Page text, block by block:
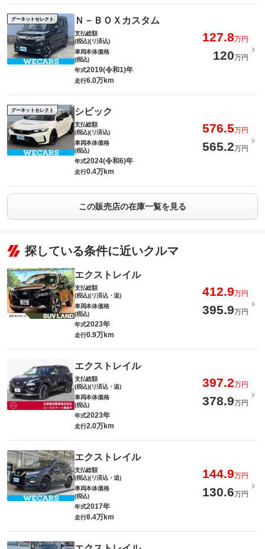
グーネットセレクト Ｎ－ＢＯＸカスタム
支払総額
(税込)(リ済込)
127.8万円
車両本体価格
(税込)
120万円
年式2019(令和1)年
走行6.0万km
グーネットセレクト シビック
支払総額
(税込)(リ済込)
576.5万円
車両本体価格
(税込)
565.2万円
年式2024(令和6)年
走行0.4万km
この販売店の在庫一覧を見る
探している条件に近いクルマ
エクストレイル
支払総額
(税込)(リ済込・追)
412.9万円
車両本体価格
(税込)
395.9万円
年式2023年
走行0.9万km
エクストレイル
支払総額
(税込)(リ済込・追)
397.2万円
車両本体価格
(税込)
378.9万円
年式2023年
走行2.0万km
エクストレイル
支払総額
(税込)(リ済込・追)
144.9万円
車両本体価格
(税込)
130.6万円
年式2017年
走行8.4万km